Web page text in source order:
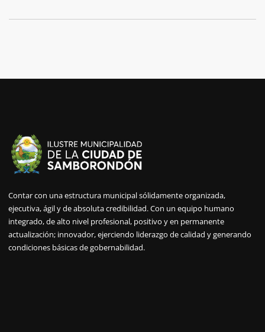
Contar con una estructura municipal sólidamente organizada,
ejecutiva, ágil y de absoluta credibilidad. Con un equipo humano
integrado, de alto nivel profesional, positivo y en permanente
actualización; innovador, ejerciendo liderazgo de calidad y generando
condiciones básicas de gobernabilidad.